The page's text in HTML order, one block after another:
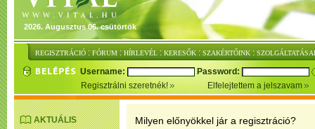
2026. Augusztus 06. csütörtök
REGISZTRÁCIÓ : FÓRUM : HÍRLEVÉL : KERESŐK : SZAKÉRTŐINK :
Username:
Password:
Regisztrálni szeretnék!
Elfelejtettem a jelszavam
AKTUÁLIS
Milyen előnyökkel jár a regisztráció?